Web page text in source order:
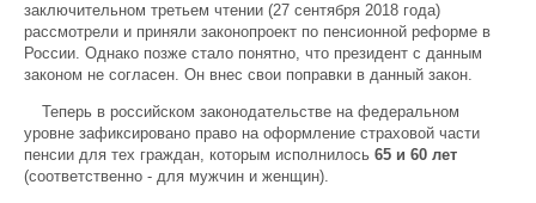
заключительном третьем чтении (27 сентября 2018 года)
рассмотрели и приняли законопроект по пенсионной реформе в
России. Однако позже стало понятно, что президент с данным
законом не согласен. Он внес свои поправки в данный закон.
Теперь в российском законодательстве на федеральном
уровне зафиксировано право на оформление страховой части
пенсии для тех граждан, которым исполнилось 65 и 60 лет
(соответственно - для мужчин и женщин).